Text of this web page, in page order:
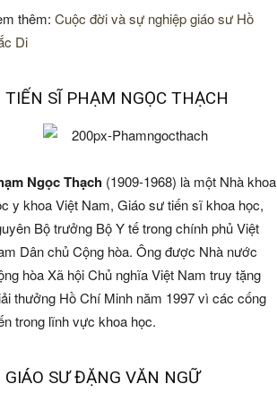
thêm: Cuộc đời và sự nghiệp giáo sư Hồ
Di
TIẾN SĨ PHẠM NGỌC THẠCH
Ngọc Thạch (1909-1968) là một Nhà khoa
y khoa Việt Nam, Giáo sư tiến sĩ khoa học,
Bộ trưởng Bộ Y tế trong chính phủ Việt
Dân chủ Cộng hòa. Ông được Nhà nước
hòa Xã hội Chủ nghĩa Việt Nam truy tặng
thưởng Hồ Chí Minh năm 1997 vì các cống
trong lĩnh vực khoa học.
GIÁO SƯ ĐẶNG VĂN NGỮ